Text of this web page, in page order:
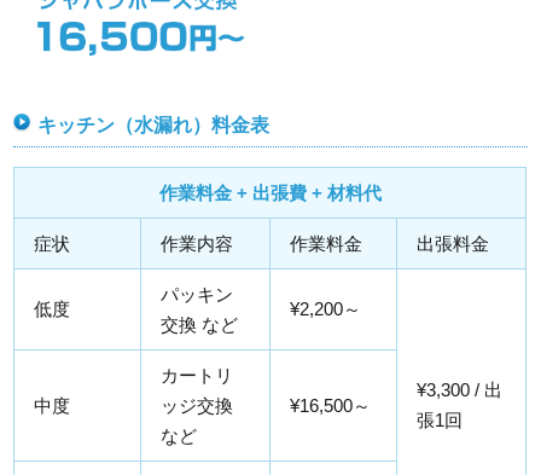
キッチン（水漏れ）料金表
作業料金 + 出張費 + 材料代
症状 作業内容 作業料金 出張料金
低度
パッキン
交換 など
¥2,200～
¥3,300 / 出
張1回
中度
カートリ
ッジ交換
など
¥16,500～